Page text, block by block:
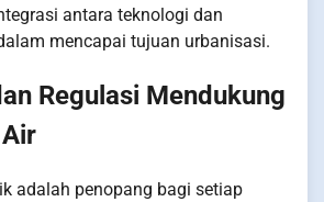
antara teknologi dan
mencapai tujuan urbanisasi.
Regulasi Mendukung
adalah penopang bagi setiap